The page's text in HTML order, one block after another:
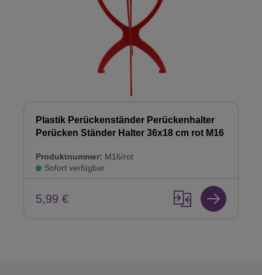
Plastik Perückenständer Perückenhalter
Perücken Ständer Halter 36x18 cm rot M16
Produktnummer: M16/rot
Sofort verfügbar
5,99 €